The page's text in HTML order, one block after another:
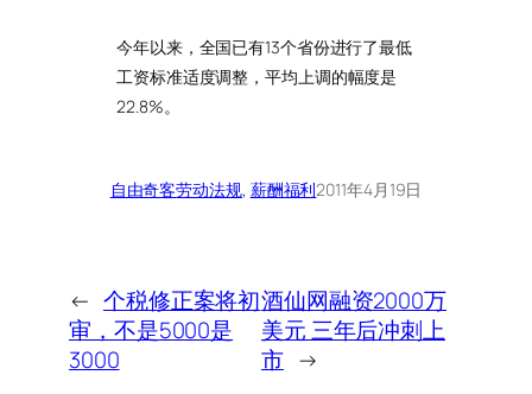
今年以来，全国已有13个省份进行了最低
工资标准适度调整，平均上调的幅度是
22.8%。
自由奇客劳动法规, 薪酬福利2011年4月19日
← 个税修正案将初
审，不是5000是
3000
酒仙网融资2000万
美元 三年后冲刺上
市 →